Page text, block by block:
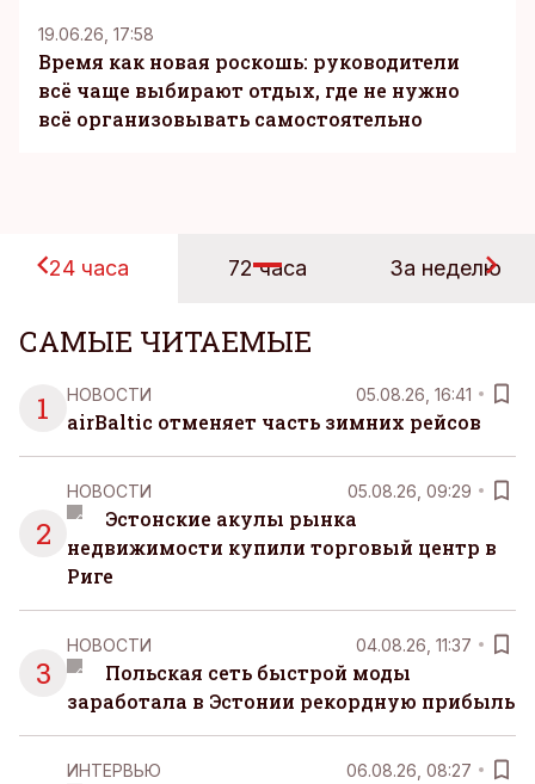
19.06.26, 17:58
Время как новая роскошь: руководители
всё чаще выбирают отдых, где не нужно
всё организовывать самостоятельно
24 часа 72 часа За неделю
САМЫЕ ЧИТАЕМЫЕ
1
НОВОСТИ 05.08.26, 16:41
airBaltic отменяет часть зимних рейсов
2
НОВОСТИ 05.08.26, 09:29
Эстонские акулы рынка
недвижимости купили торговый центр в
Риге
3
НОВОСТИ 04.08.26, 11:37
Польская сеть быстрой моды
заработала в Эстонии рекордную прибыль
ИНТЕРВЬЮ 06.08.26, 08:27